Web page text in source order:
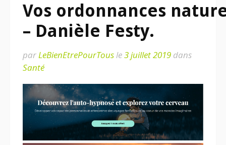
Vos ordonnances
– Danièle Festy.
parLeBienEtrePourTousle3 juillet 2019 dans
Santé